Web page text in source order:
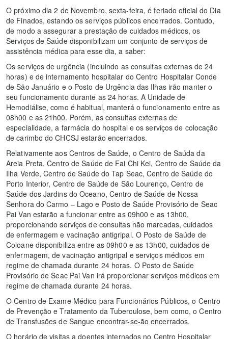
O próximo dia 2 de Novembro, sexta-feira, é feriado oficial do Dia
de Finados, estando os serviços públicos encerrados. Contudo,
de modo a assegurar a prestação de cuidados médicos, os
Serviços de Saúde disponibilizam um conjunto de serviços de
assistência médica para esse dia, a saber:
Os serviços de urgência (incluindo as consultas externas de 24
horas) e de internamento hospitalar do Centro Hospitalar Conde
de São Januário e o Posto de Urgência das Ilhas irão manter o
seu funcionamento durante as 24 horas. A Unidade de
Hemodiálise, como é habitual, manterá o funcionamento entre as
08h00 e as 21h00. Porém, as consultas externas de
especialidade, a farmácia do hospital e os serviços de colocação
de carimbo do CHCSJ estarão encerrados.
Relativamente aos Centros de Saúde, o Centro de Saúda da
Areia Preta, Centro de Saúde de Fai Chi Kei, Centro de Saúde da
Ilha Verde, Centro de Saúde do Tap Seac, Centro de Saúde do
Porto Interior, Centro de Saúde de São Lourenço, Centro de
Saúde dos Jardins do Oceano, Centro de Saúde de Nossa
Senhora do Carmo – Lago e Posto de Saúde Provisório de Seac
Pai Van estarão a funcionar entre as 09h00 e as 13h00,
proporcionando serviços de consultas não marcadas, cuidados
de enfermagem e vacinação antigripal. O Posto de Saúde de
Coloane disponibiliza entre as 09h00 e as 13h00, cuidados de
enfermagem, de vacinação antigripal e serviços médicos em
regime de chamada durante 24 horas. O Posto de Saúde
Provisório de Seac Pai Van irá proporcionar serviços médicos em
regime de chamada durante 24 horas.
O Centro de Exame Médico para Funcionários Públicos, o Centro
de Prevenção e Tratamento da Tuberculose, bem como, o Centro
de Transfusões de Sangue encontrar-se-ão encerrados.
O horário de visitas a doentes internados no Centro Hospitalar